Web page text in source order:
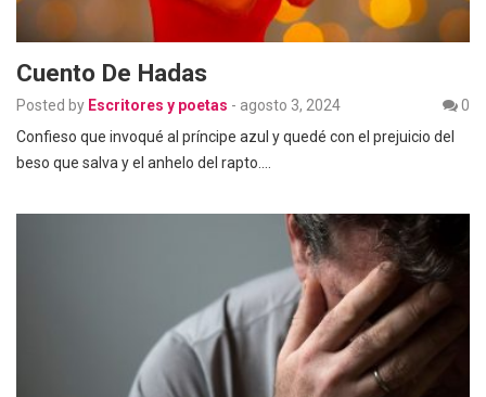
Cuento De Hadas
Posted by Escritores y poetas - agosto 3, 2024
0
Confieso que invoqué al príncipe azul y quedé con el prejuicio del
beso que salva y el anhelo del rapto.…